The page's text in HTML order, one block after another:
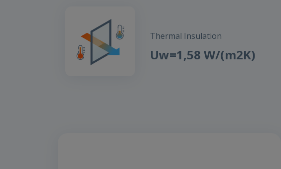
Thermal Insulation
Uw=1,58 W/(m2K)